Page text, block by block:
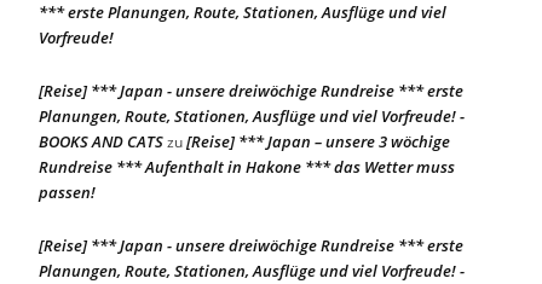
*** erste Planungen, Route, Stationen, Ausflüge und viel
Vorfreude!
[Reise] *** Japan - unsere dreiwöchige Rundreise *** erste
Planungen, Route, Stationen, Ausflüge und viel Vorfreude! -
BOOKS AND CATSzu[Reise] *** Japan – unsere 3 wöchige
Rundreise *** Aufenthalt in Hakone *** das Wetter muss
passen!
[Reise] *** Japan - unsere dreiwöchige Rundreise *** erste
Planungen, Route, Stationen, Ausflüge und viel Vorfreude! -